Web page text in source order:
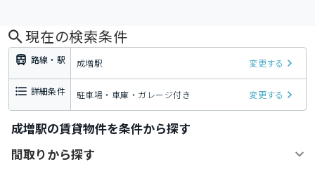
現在の検索条件
路線・駅 成増駅 変更する
詳細条件 駐車場・車庫・ガレージ付き 変更する
成増駅の賃貸物件を条件から探す
間取りから探す